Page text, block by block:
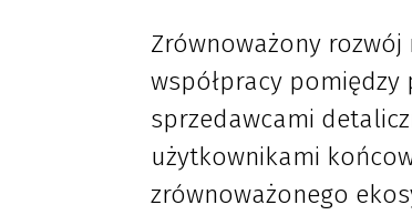
Zrównoważony
współpracy
sprzedawcami
użytkownikami
zrównoważonego